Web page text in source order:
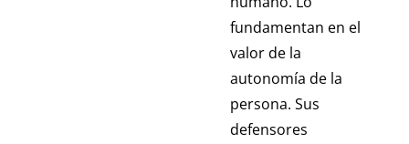
fundamentan en el
valor de la
autonomía de la
persona. Sus
defensores